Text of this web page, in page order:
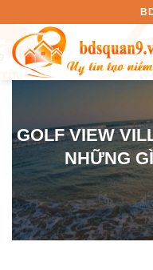
nội
dung
GOLF VIEW
NHỮNG